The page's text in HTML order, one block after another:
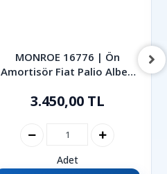
MONROE 16776 | Ön
Amortisör Fiat Palio Albea
3.450,00 TL
Adet